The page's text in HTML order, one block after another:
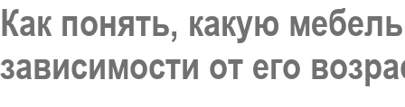
Как понять, какую
зависимости от его